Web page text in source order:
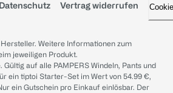
Datenschutz Vertrag widerrufen
Weitere Informationen zum
jeweiligen Produkt.
auf alle PAMPERS Windeln, Pants und
ein tiptoi Starter-Set im Wert von 54.99 €,
ein Gutschein pro Einkauf einlösbar. Der